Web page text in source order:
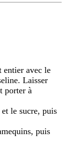
entier avec le
Laisser
porter à
le sucre, puis
puis